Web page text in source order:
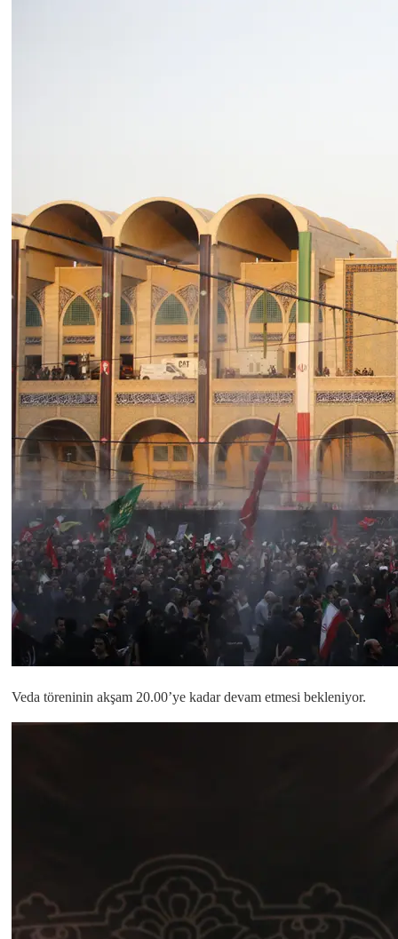
Veda töreninin akşam 20.00’ye kadar devam etmesi bekleniyor.